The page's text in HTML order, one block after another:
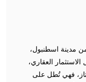
مدينة اسطنبول،
العقاري،
فهي تُطل على